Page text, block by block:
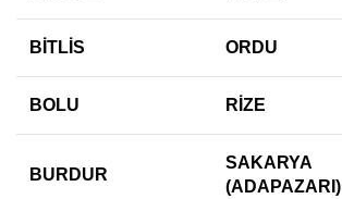
BİTLİS ORDU
BOLU RİZE
BURDUR
SAKARYA
(ADAPAZARI)